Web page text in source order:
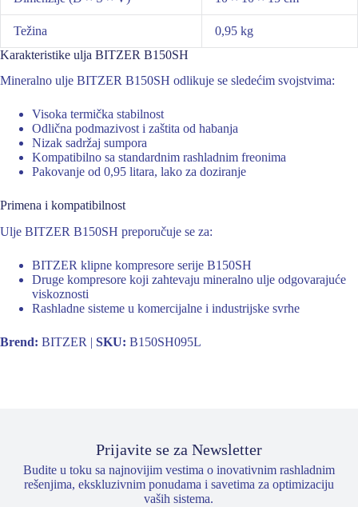
Težina
0,95 kg
Karakteristike ulja BITZER B150SH
Mineralno ulje BITZER B150SH odlikuje se sledećim svojstvima:
Visoka termička stabilnost
Odlična podmazivost i zaštita od habanja
Nizak sadržaj sumpora
Kompatibilno sa standardnim rashladnim freonima
Pakovanje od 0,95 litara, lako za doziranje
Primena i kompatibilnost
Ulje BITZER B150SH preporučuje se za:
BITZER klipne kompresore serije B150SH
Druge kompresore koji zahtevaju mineralno ulje odgovarajuće
viskoznosti
Rashladne sisteme u komercijalne i industrijske svrhe
Brend: BITZER | SKU: B150SH095L
Prijavite se za Newsletter
Budite u toku sa najnovijim vestima o inovativnim rashladnim
rešenjima, ekskluzivnim ponudama i savetima za optimizaciju
vaših sistema.